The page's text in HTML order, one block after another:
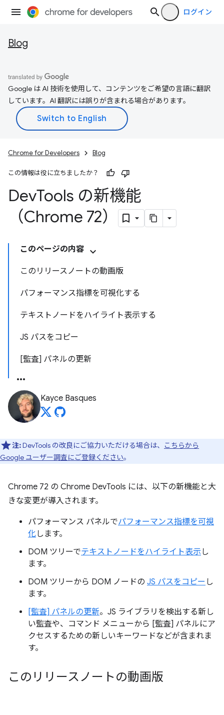
ログイン
Blog
Google は AI 技術を使用して、コンテンツをご希望の言語に翻訳
しています。AI 翻訳には誤りが含まれる場合があります。
Chrome for Developers Blog
この情報は役に立ちましたか？
DevTools の新機能
（Chrome 72）
このページの内容
このリリースノートの動画版
パフォーマンス指標を可視化する
テキストノードをハイライト表示する
JS パスをコピー
[監査] パネルの更新
Kayce Basques
注:DevTools の改良にご協力いただける場合は、
こちらから
Google ユーザー調査にご登録ください。
Chrome 72 の Chrome DevTools には、以下の新機能と大
きな変更が導入されます。
パフォーマンス パネルでパフォーマンス指標を可視
化 します。
DOM ツリーでテキストノードをハイライト表示 し
ます。
DOM ツリーから DOM ノードの JS パスをコピー し
ます。
[監査] パネルの更新。JS ライブラリを検出する新し
い監査や、コマンド メニューから [監査] パネルにア
クセスするための新しいキーワードなどが含まれま
す。
このリリースノートの動画版